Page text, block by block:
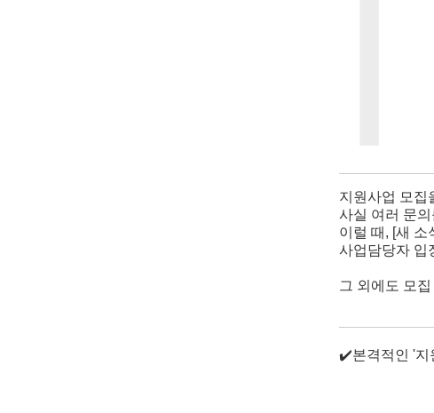
지원사업 모집
사실 여러 문
이럴 때, [새 소
사업담당자 입
그 외에도 모
✔️본격적인 '지